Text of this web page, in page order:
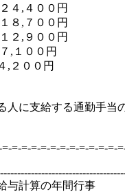
４,４００円
８,７００円
２,９００円
,１００円
,２００円
人に支給する通勤手当
=-=-=-=-=-=-=-=-=-=-=-
与計算の年間行事